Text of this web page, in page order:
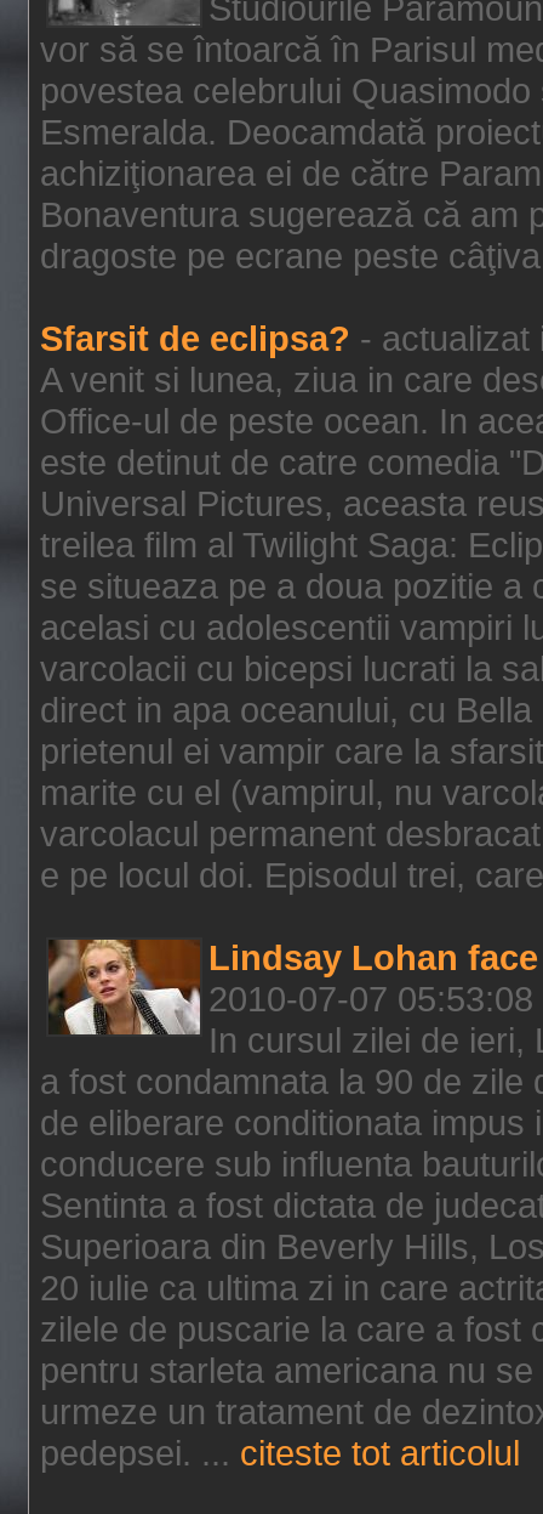
vor să se întoarcă în Parisul
povestea celebrului
Esmeralda. Deocamdată
achiziţionarea ei de către
Bonaventura sugerează că am
dragoste pe ecrane peste
Sfarsit de eclipsa? - actualizat
A venit si lunea, ziua in care
Office-ul de peste ocean. In
este detinut de catre comedia
Universal Pictures, aceasta
treilea film al Twilight Saga:
se situeaza pe a doua pozitie a
acelasi cu adolescentii vampiri
varcolacii cu bicepsi lucrati la
direct in apa oceanului, cu
prietenul ei vampir care la
marite cu el (vampirul, nu
varcolacul permanent
e pe locul doi. Episodul trei,
Lindsay Lohan
2010-07-07 05:53:08
In cursul zilei de ieri,
a fost condamnata la 90 de
de eliberare conditionata
conducere sub influenta
Sentinta a fost dictata de
Superioara din Beverly Hills,
20 iulie ca ultima zi in care
zilele de puscarie la care a fost
pentru starleta americana nu
urmeze un tratament de
pedepsei. ... citeste tot articolul